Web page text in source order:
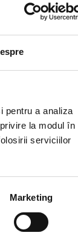
pentru a analiza
la modul în
serviciilor
Marketing
pentru cadrele
— și
manuală,
în